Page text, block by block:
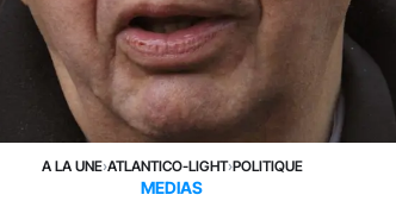
A LA UNE›ATLANTICO-LIGHT›POLITIQUE
MEDIAS